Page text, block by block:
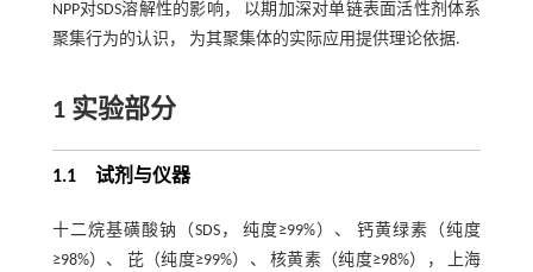
NPP对SDS溶解性的影响， 以期加深对单链表面活性剂体系
聚集行为的认识， 为其聚集体的实际应用提供理论依据.
1 实验部分
1.1 试剂与仪器
十二烷基磺酸钠（SDS， 纯度≥99%）、 钙黄绿素（纯度
≥98%）、 芘（纯度≥99%）、 核黄素（纯度≥98%）， 上海